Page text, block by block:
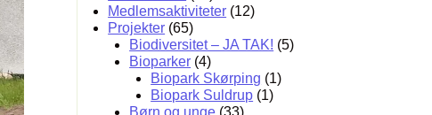
Medlemsaktiviteter (12)
Projekter (65)
Biodiversitet – JA TAK! (5)
Bioparker (4)
Biopark Skørping (1)
Biopark Suldrup (1)
Børn og unge (33)